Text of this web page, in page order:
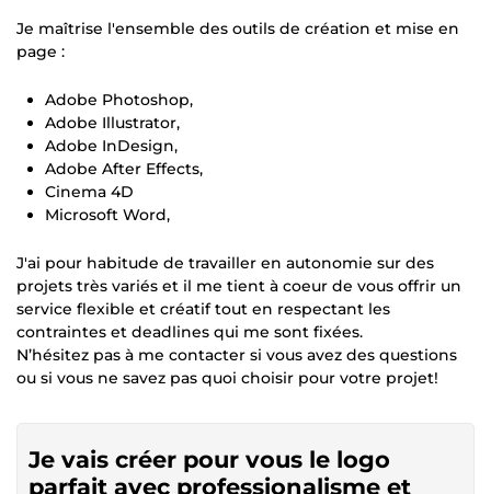
Je maîtrise l'ensemble des outils de création et mise en
page :
Adobe Photoshop,
Adobe Illustrator,
Adobe InDesign,
Adobe After Effects,
Cinema 4D
Microsoft Word,
J'ai pour habitude de travailler en autonomie sur des
projets très variés et il me tient à coeur de vous offrir un
service flexible et créatif tout en respectant les
contraintes et deadlines qui me sont fixées.
N’hésitez pas à me contacter si vous avez des questions
ou si vous ne savez pas quoi choisir pour votre projet!
Je vais créer pour vous le logo
parfait avec professionalisme et